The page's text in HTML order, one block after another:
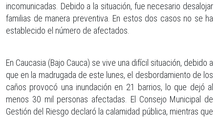
incomunicadas. Debido a la situación, fue necesario desalojar
familias de manera preventiva. En estos dos casos no se ha
establecido el número de afectados.
En Caucasia (Bajo Cauca) se vive una difícil situación, debido a
que en la madrugada de este lunes, el desbordamiento de los
caños provocó una inundación en 21 barrios, lo que dejó al
menos 30 mil personas afectadas. El Consejo Municipal de
Gestión del Riesgo declaró la calamidad pública, mientras que